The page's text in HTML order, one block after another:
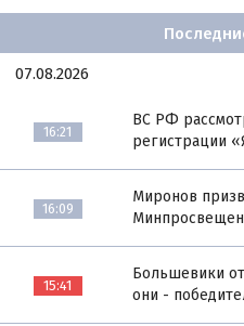
07.08.2026
16:21
ВС РФ
регистрации
16:09
Миронов
15:41
Большевики
они -